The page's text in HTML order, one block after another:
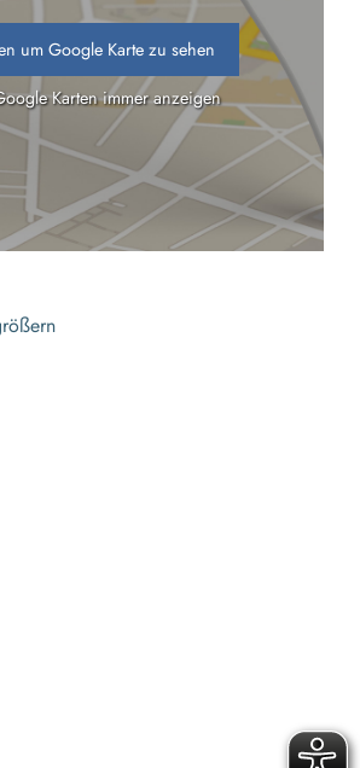
um Google Karte zu sehen
Karten immer anzeigen